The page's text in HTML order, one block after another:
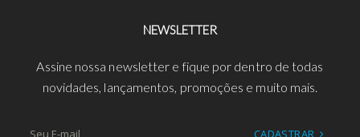
NEWSLETTER
Assine nossa newsletter e fique por dentro de todas
novidades, lançamentos, promoções e muito mais.
CADASTRAR